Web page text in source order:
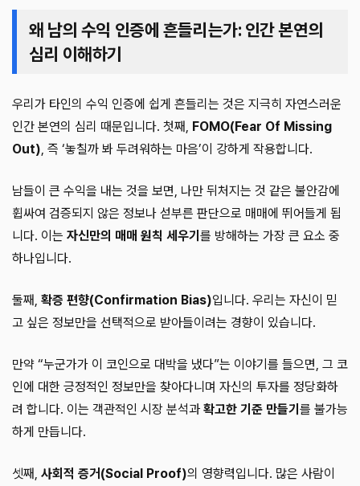
왜 남의 수익 인증에 흔들리는가: 인간 본연의
심리 이해하기
우리가 타인의 수익 인증에 쉽게 흔들리는 것은 지극히 자연스러운
인간 본연의 심리 때문입니다. 첫째, FOMO(Fear Of Missing
Out), 즉 ‘놓칠까 봐 두려워하는 마음’이 강하게 작용합니다.
남들이 큰 수익을 내는 것을 보면, 나만 뒤처지는 것 같은 불안감에
휩싸여 검증되지 않은 정보나 섣부른 판단으로 매매에 뛰어들게 됩
니다. 이는 자신만의 매매 원칙 세우기 를 방해하는 가장 큰 요소 중
하나입니다.
둘째, 확증 편향(Confirmation Bias)입니다. 우리는 자신이 믿
고 싶은 정보만을 선택적으로 받아들이려는 경향이 있습니다.
만약 “누군가가 이 코인으로 대박을 냈다”는 이야기를 들으면, 그 코
인에 대한 긍정적인 정보만을 찾아다니며 자신의 투자를 정당화하
려 합니다. 이는 객관적인 시장 분석과 확고한 기준 만들기 를 불가능
하게 만듭니다.
셋째, 사회적 증거(Social Proof)의 영향력입니다. 많은 사람이